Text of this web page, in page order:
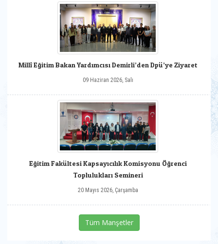
Millî Eğitim Bakan Yardımcısı Demirli’den Dpü’ye Ziyaret
09 Haziran 2026, Salı
Eğitim Fakültesi Kapsayıcılık Komisyonu Öğrenci
Toplulukları Semineri
20 Mayıs 2026, Çarşamba
Tüm Manşetler